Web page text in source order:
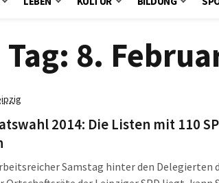
Tag: 8.
2014: Die Listen mit 110
Samstag hinter den Delegierten